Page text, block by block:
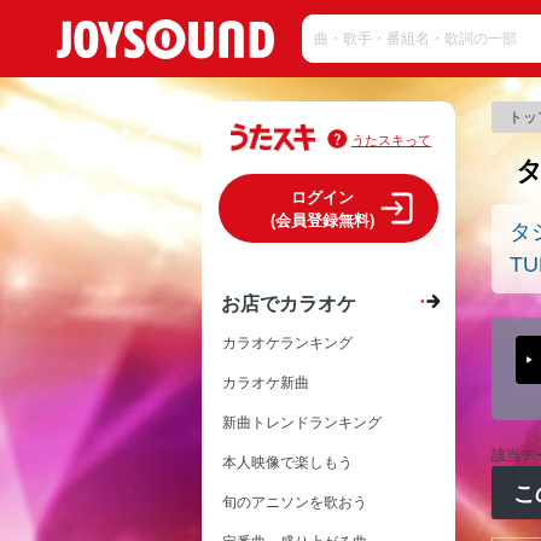
ト
タ
該当デ
うたスキって
ログイン
(会員登録無料)
お店でカラオケ
カラオケランキング
カラオケ新曲
新曲トレンドランキング
本人映像で楽しもう
旬のアニソンを歌おう